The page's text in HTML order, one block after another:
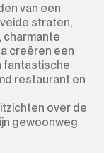
+
van een
straten,
charmante
creëren een
fantastische
restaurant en
over de
gewoonweg